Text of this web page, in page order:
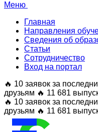
Меню
Главная
Направления
Сведения об
Статьи
Сотрудничество
Вход на портал
🔥 10 заявок за
друзьям 🔥 11 681
🔥 10 заявок за
друзьям 🔥 11 681